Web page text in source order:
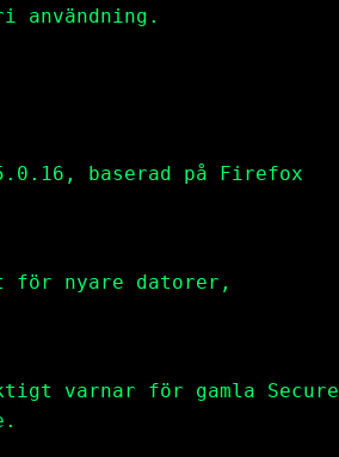
användning.
baserad på Firefox
för nyare datorer,
varnar för gamla Secure